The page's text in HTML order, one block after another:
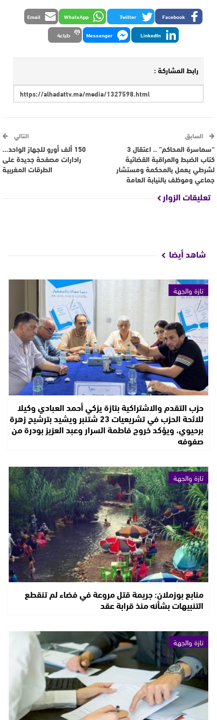
Facebook
Twitter
WhatsApp
Email
LinkedIn
Messenger طباعة
رابط المشاركة :
السابق
“سماسرة المحاكم” .. اعتقال 3
كتاب الضبط والمراقبة القضائية
لشرطي يعمل بالمحكمة ومستشار
جماعي وموظف بالنيابة العامة
التالي
150 ألف أورو للجهاز الواحد…
رادارات مصفحة جديدة على
الطرقات المغربية
تعليقات الزوار
شاهد أيضا
تازة والجهة
حزب التقدم والاشتراكية بتازة يزكي أحمد العبادي وكيلا
للائحة الحزب في تشريعيات 23 شتنبر ويشيد بترشيح زهرة
برحيوي، ويؤكد خروج فاطمة السرار وعبد العزيز بودرة من
صفوفه
تازة والجهة
منابع بوزملان: جريمة قتل مروعة في فضاء لم تنقطع
التنبيهات بشأنه منذ قرابة عقد
تازة والجهة